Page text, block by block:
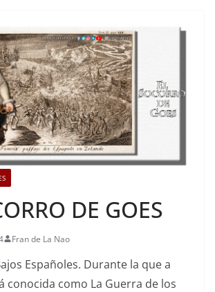
DE GOES
Fran de La Nao
Españoles. Durante la que a
conocida como La Guerra de los